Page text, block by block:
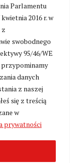
Parlamentu
2016 r. w
swobodnego
95/46/WE
danych
z naszej
się z treścią
w
prywatności